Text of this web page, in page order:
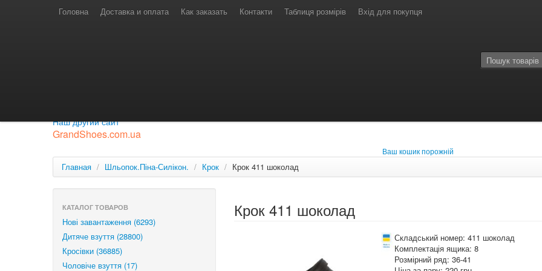
Головна Доставка и оплата Как заказать Контакти Таблиця розмірів Вхід для покупця
Лайф: (063) 527-76-88 МТС: (050) 967-41-33
Наш другий сайт
GrandShoes.com.ua
Ваш кошик порожній
Главная / Шльопок.Піна-Силікон. / Крок / Крок 411 шоколад
КАТАЛОГ ТОВАРОВ
Нові завантаження (6293)
Дитяче взуття (28800)
Кросівки (36885)
Чоловіче взуття (17)
Крок 411 шоколад
Складський номер: 411 шоколад
Комплектація ящика: 8
Розмірний ряд: 36-41